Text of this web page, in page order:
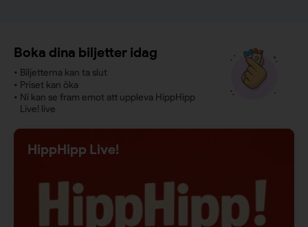
Boka dina biljetter idag
• Biljetterna kan ta slut
• Priset kan öka
• Ni kan se fram emot att uppleva HippHipp
Live! live
HippHipp Live!